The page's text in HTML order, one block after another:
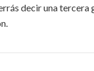
decir una tercera